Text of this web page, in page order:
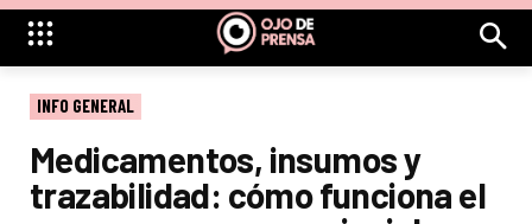
INFO GENERAL
Medicamentos, insumos y
trazabilidad: cómo funciona el